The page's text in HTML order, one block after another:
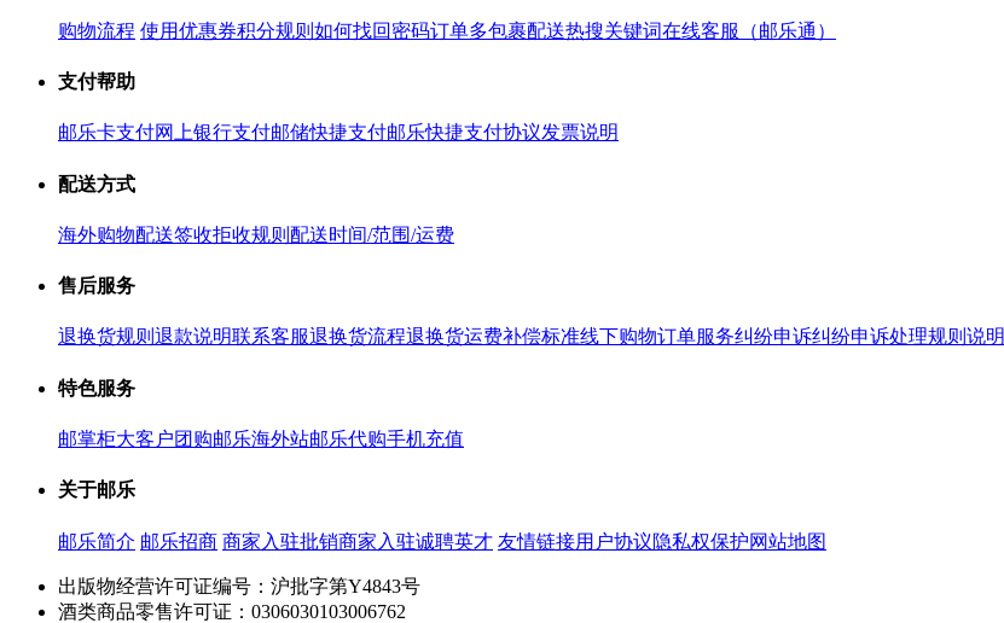
购物流程 使用优惠券积分规则 如何找回密码订单多包裹配送热搜关键词在线客服（邮乐通）
支付帮助
邮乐卡支付网上银行支付邮储快捷支付邮乐快捷支付协议发票说明
配送方式
海外购物配送签收拒收规则 配送时间/范围/运费
售后服务
退换货规则 退款说明联系客服退换货流程退换货运费补偿标准线下购物订单服务纠纷申诉纠纷申诉处理规则说明
特色服务
邮掌柜大客户团购邮乐海外站邮乐代购手机充值
关于邮乐
邮乐简介 邮乐招商 商家入驻批销商家入驻诚聘英才 友情链接用户协议隐私权保护网站地图
出版物经营许可证编号：沪批字第Y4843号
酒类商品零售许可证：0306030103006762